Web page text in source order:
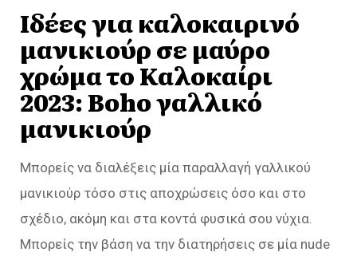
Ιδέες για καλοκαιρινό
μανικιούρ σε μαύρο
χρώμα το Καλοκαίρι
2023: Boho γαλλικό
μανικιούρ
Μπορείς να διαλέξεις μία παραλλαγή γαλλικού
μανικιούρ τόσο στις αποχρώσεις όσο και στο
σχέδιο, ακόμη και στα κοντά φυσικά σου νύχια.
Μπορείς την βάση να την διατηρήσεις σε μία nude